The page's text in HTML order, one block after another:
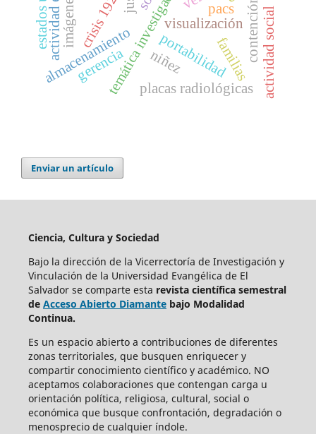
crisis 1929temática investigada pacs
portabilidad
visualización
placas radiológicas
almacenamiento actividad social
familiascontención
gerencia niñez
Enviar un artículo
Ciencia, Cultura y Sociedad
Bajo la dirección de la Vicerrectoría de Investigación y
Vinculación de la Universidad Evangélica de El
Salvador se comparte esta revista científica semestral
de Acceso Abierto Diamantebajo Modalidad
Continua.
Es un espacio abierto a contribuciones de diferentes
zonas territoriales, que busquen enriquecer y
compartir conocimiento científico y académico. NO
aceptamos colaboraciones que contengan carga u
orientación política, religiosa, cultural, social o
económica que busque confrontación, degradación o
menosprecio de cualquier índole.